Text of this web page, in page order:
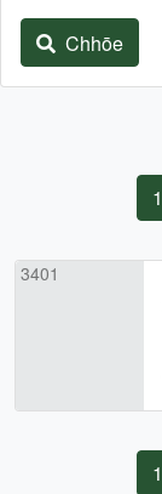
Chhōe
1
3401
1